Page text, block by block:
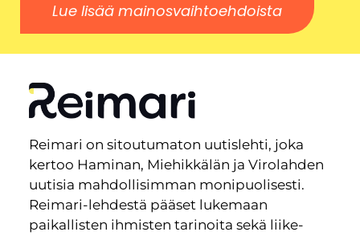
Lue lisää mainosvaihtoehdoista
Reimari on sitoutumaton uutislehti, joka
kertoo Haminan, Miehikkälän ja Virolahden
uutisia mahdollisimman monipuolisesti.
Reimari-lehdestä pääset lukemaan
paikallisten ihmisten tarinoita sekä liike-